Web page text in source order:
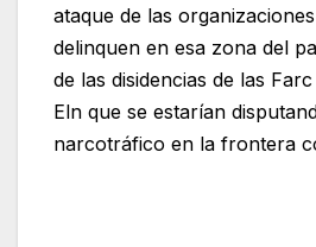
ataque de las
delinquen en esa zona del
de las disidencias de las
Eln que se estarían
narcotráfico en la frontera